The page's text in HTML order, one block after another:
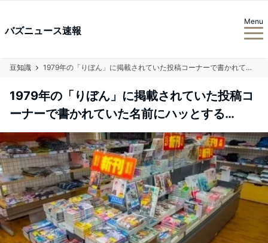
バズニュース速報
Menu
豆知識 1979年の「りぼん」に掲載されていた投稿コーナーで書かれていた名前にハッとする…
1979年の「りぼん」に掲載されていた投稿コ
ーナーで書かれていた名前にハッとする…